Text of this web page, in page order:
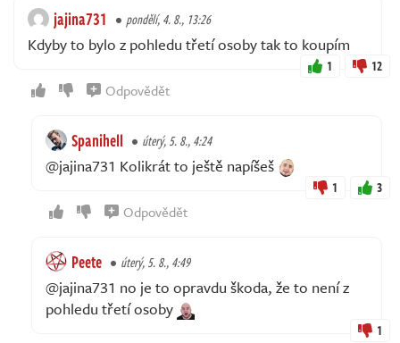
jajina731 pondělí, 4. 8., 13:26
Kdyby to bylo z pohledu třetí osoby tak to koupím
1 12
Odpovědět
Spanihell úterý, 5. 8., 4:24
@jajina731 Kolikrát to ještě napíšeš
1 3
Odpovědět
Peete úterý, 5. 8., 4:49
@jajina731 no je to opravdu škoda, že to není z
pohledu třetí osoby
1